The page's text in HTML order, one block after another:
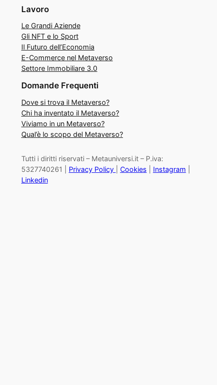
Lavoro
Le Grandi Aziende
Gli NFT e lo Sport
Il Futuro dell’Economia
E-Commerce nel Metaverso
Settore Immobiliare 3.0
Domande Frequenti
Dove si trova il Metaverso?
Chi ha inventato il Metaverso?
Viviamo in un Metaverso?
Qual’è lo scopo del Metaverso?
Tutti i diritti riservati – Metauniversi.it – P.iva:
5327740261 | Privacy Policy Cookies Instagram
Linkedin